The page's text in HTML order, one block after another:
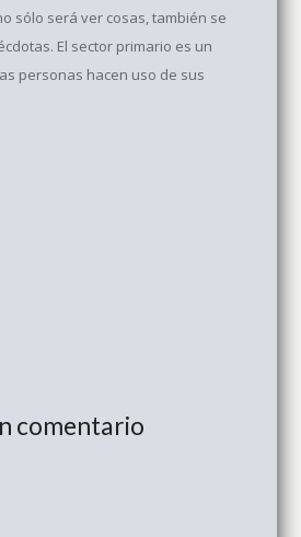
sólo será ver cosas, también se
El sector primario es un
personas hacen uso de sus
comentario